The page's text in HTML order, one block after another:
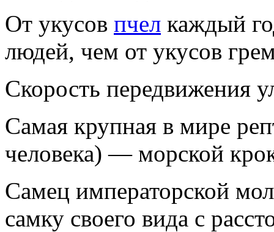
От укусов пчел каждый
людей, чем от укусов
Скорость передвижения
Самая крупная в мире
человека) — морской
Самец императорской
самку своего вида с